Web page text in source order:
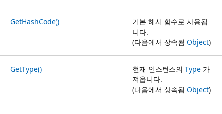
GetHashCode()
기본 해시 함수로 사용됩
니다.
(다음에서 상속됨 Object)
GetType() 현재 인스턴스의 Type 가
져옵니다.
(다음에서 상속됨 Object)